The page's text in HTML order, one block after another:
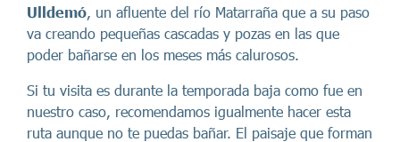
Ulldemó, un afluente del río Matarraña que a su paso
va creando pequeñas cascadas y pozas en las que
poder bañarse en los meses más calurosos.
Si tu visita es durante la temporada baja como fue en
nuestro caso, recomendamos igualmente hacer esta
ruta aunque no te puedas bañar. El paisaje que forman